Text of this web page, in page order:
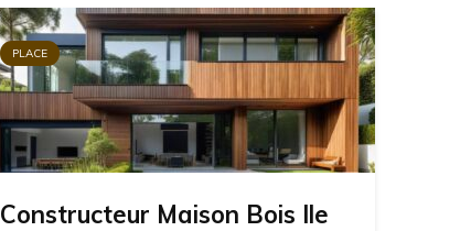
PLACE
Constructeur Maison Bois Ile